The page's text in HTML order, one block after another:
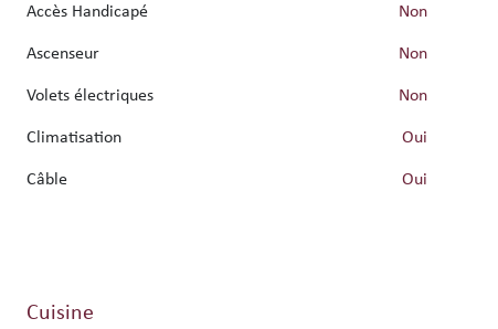
Accès Handicapé non
Ascenseur non
Volets électriques non
Climatisation oui
Câble oui
Cuisine